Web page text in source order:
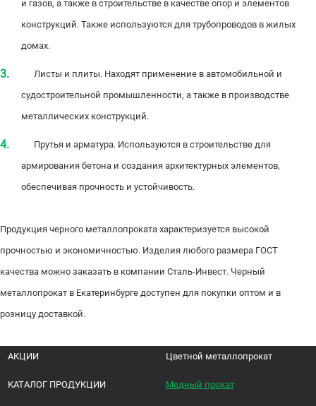
и газов, а также в строительстве в качестве опор и элементов
конструкций. Также используются для трубопроводов в жилых
домах.
Листы и плиты. Находят применение в автомобильной и
судостроительной промышленности, а также в производстве
металлических конструкций.
Прутья и арматура. Используются в строительстве для
армирования бетона и создания архитектурных элементов,
обеспечивая прочность и устойчивость.
Продукция черного металлопроката характеризуется высокой
прочностью и экономичностью. Изделия любого размера ГОСТ
качества можно заказать в компании Сталь-Инвест. Черный
металлопрокат в Екатеринбурге доступен для покупки оптом и в
розницу доставкой.
АКЦИИ
КАТАЛОГ ПРОДУКЦИИ
Цветной металлопрокат
Медный прокат